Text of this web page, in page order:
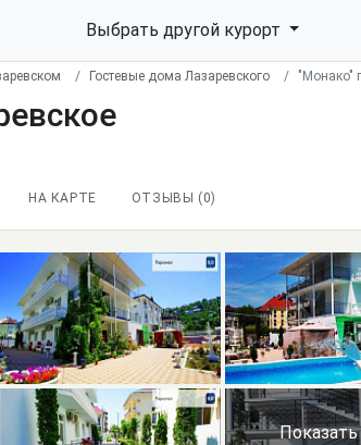
Выбрать другой курорт
Гостевые дома Лазаревского "Монако"
НА КАРТЕ ОТЗЫВЫ ( 0)